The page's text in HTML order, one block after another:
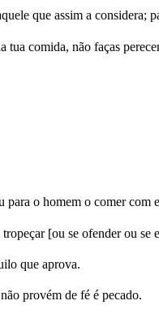
que assim a considera;
tua comida, não faças
para o homem o comer com
[ou se ofender ou se
que aprova.
provém de fé é pecado.